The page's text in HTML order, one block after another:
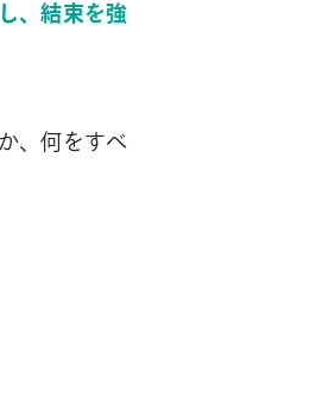
、結束を強
、何をすべ